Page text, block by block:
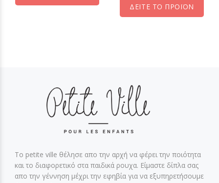
ΔΕΙΤΕ ΤΟ ΠΡΟΪΟΝ
Το petite ville θέλησε απο την αρχή να φέρει την ποιότητα
και το διαφορετικό στα παιδικά ρουχα. Είμαστε δίπλα σας
απο την γέννηση μέχρι την εφηβία για να εξυπηρετήσουμε